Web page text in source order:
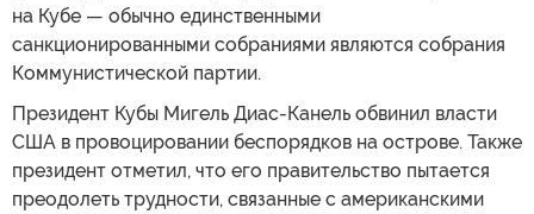
на Кубе — обычно единственными
санкционированными собраниями являются собрания
Коммунистической партии.
Президент Кубы Мигель Диас-Канель обвинил власти
США в провоцировании беспорядков на острове. Также
президент отметил, что его правительство пытается
преодолеть трудности, связанные с американскими